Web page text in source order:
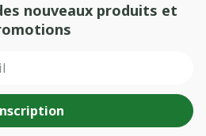
nouveaux produits et